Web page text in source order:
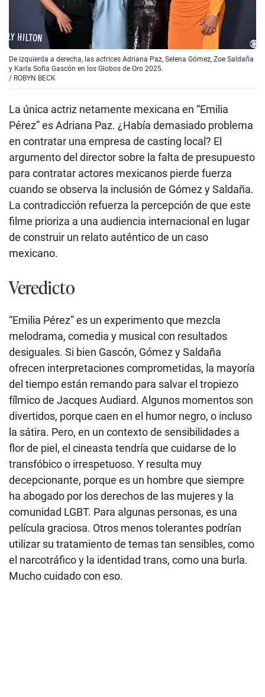
La única actriz netamente mexicana en “Emilia
Pérez” es Adriana Paz. ¿Había demasiado problema
en contratar una empresa de casting local? El
argumento del director sobre la falta de presupuesto
para contratar actores mexicanos pierde fuerza
cuando se observa la inclusión de Gómez y Saldaña.
La contradicción refuerza la percepción de que este
filme prioriza a una audiencia internacional en lugar
de construir un relato auténtico de un caso
mexicano.
Veredicto
“Emilia Pérez” es un experimento que mezcla
melodrama, comedia y musical con resultados
ofrecen interpretaciones comprometidas, la mayoría
fílmico de Jacques Audiard. Algunos momentos son
divertidos, porque caen en el humor negro, o incluso
la sátira. Pero, en un contexto de sensibilidades a
flor de piel, el cineasta tendría que cuidarse de lo
transfóbico o irrespetuoso. Y resulta muy
decepcionante, porque es un hombre que siempre
ha abogado por los derechos de las mujeres y la
comunidad LGBT. Para algunas personas, es una
película graciosa. Otros menos tolerantes podrían
utilizar su tratamiento de temas tan sensibles, como
el narcotráfico y la identidad trans, como una burla.
Mucho cuidado con eso.